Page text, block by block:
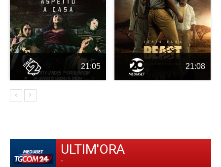
21:05 21:08
ULTIM'ORA
-